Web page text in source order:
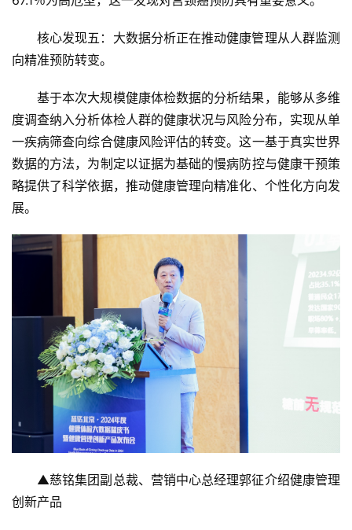
核心发现五：大数据分析正在推动健康管理从人群监测
向精准预防转变。
基于本次大规模健康体检数据的分析结果，能够从多维
度调查纳入分析体检人群的健康状况与风险分布，实现从单
一疾病筛查向综合健康风险评估的转变。这一基于真实世界
数据的方法，为制定以证据为基础的慢病防控与健康干预策
略提供了科学依据，推动健康管理向精准化、个性化方向发
展。
▲慈铭集团副总裁、营销中心总经理郭征介绍健康管理
创新产品